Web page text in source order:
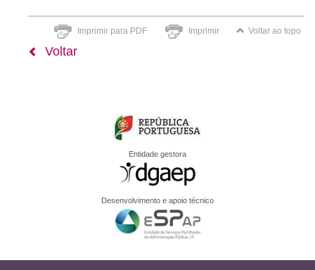
Imprimir para PDF Imprimir Voltar ao topo
Voltar
Entidade gestora
Desenvolvimento e apoio técnico